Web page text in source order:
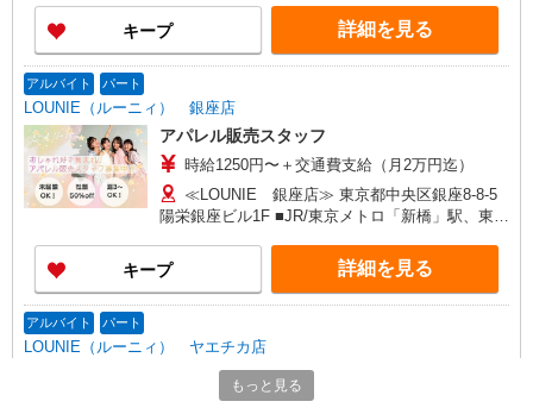
3万円まで交通費支給 ※試用期間（2〜3ヶ月）も
同条件 【手当】固定残業手当／資格手当／店舗職
制手当／住宅手当（実家外かつ賃貸の場合のみ別
当の種類はエリアにより異なります。詳細は面接
時にお尋ねください。
キープ 詳細を見る
アルバイト パート
LOUNIE（ルーニィ） 銀座店
アパレル販売スタッフ
時給1250円〜＋交通費支給（月2万円迄）
≪LOUNIE 銀座店≫ 東京都中央区銀座8-8-5
陽栄銀座ビル1F ■JR/東京メトロ「新橋」駅、東京
キープ 詳細を見る
アルバイト パート
LOUNIE（ルーニィ） ヤエチカ店
アパレル販売スタッフ
時給1250円〜＋交通費支給（月2万円迄）
もっと見る